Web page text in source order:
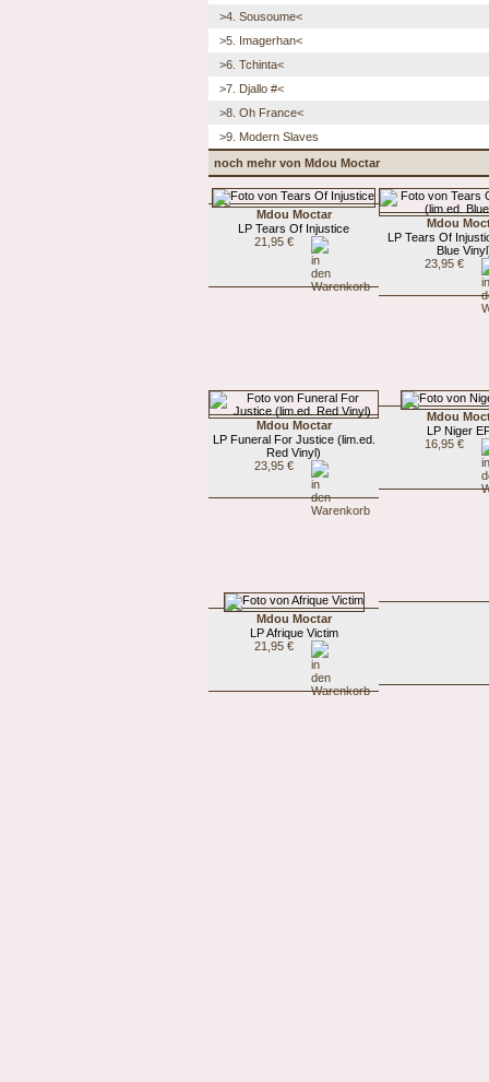
>4. Sousoume<
>5. Imagerhan<
>6. Tchinta<
>7. Djallo #<
>8. Oh France<
>9. Modern Slaves
noch mehr von Mdou Moctar
Mdou Moctar
LP Tears Of Injustice
21,95 €
Mdou
LP Tears Of
Blue
23,95 €
Mdou Moctar
LP Funeral For Justice (lim.ed.
Red Vinyl)
23,95 €
Mdou
LP Niger
16,95 €
Mdou Moctar
LP Afrique Victim
21,95 €